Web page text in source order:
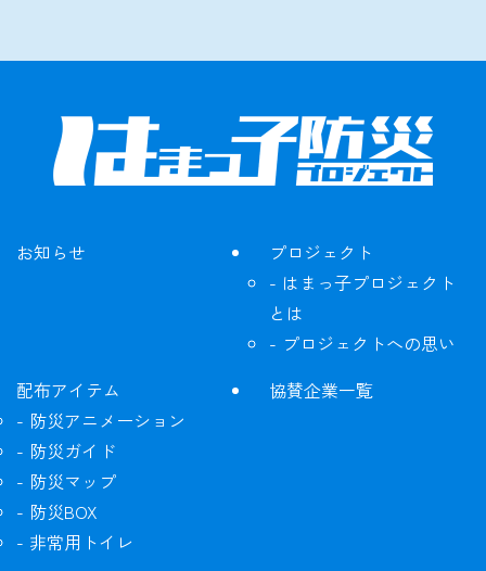
お知らせ
プロジェクト
はまっ子プロジェクト
とは
プロジェクトへの思い
配布アイテム
防災アニメーション
防災ガイド
防災マップ
防災BOX
非常用トイレ
協賛企業一覧